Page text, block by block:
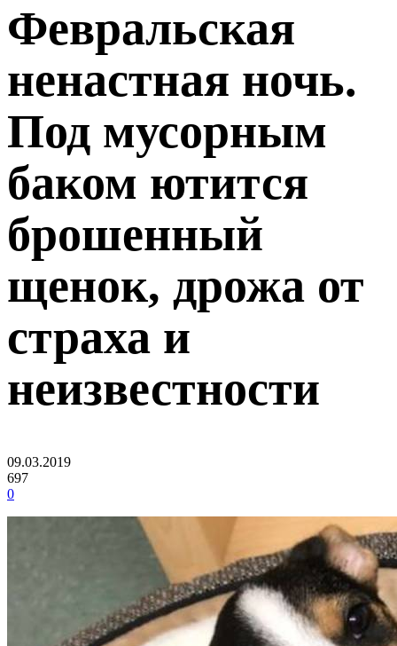
Февральская
ненастная ночь.
Под мусорным
баком ютится
брошенный
щенок, дрожа от
страха и
неизвестности
09.03.2019
697
0